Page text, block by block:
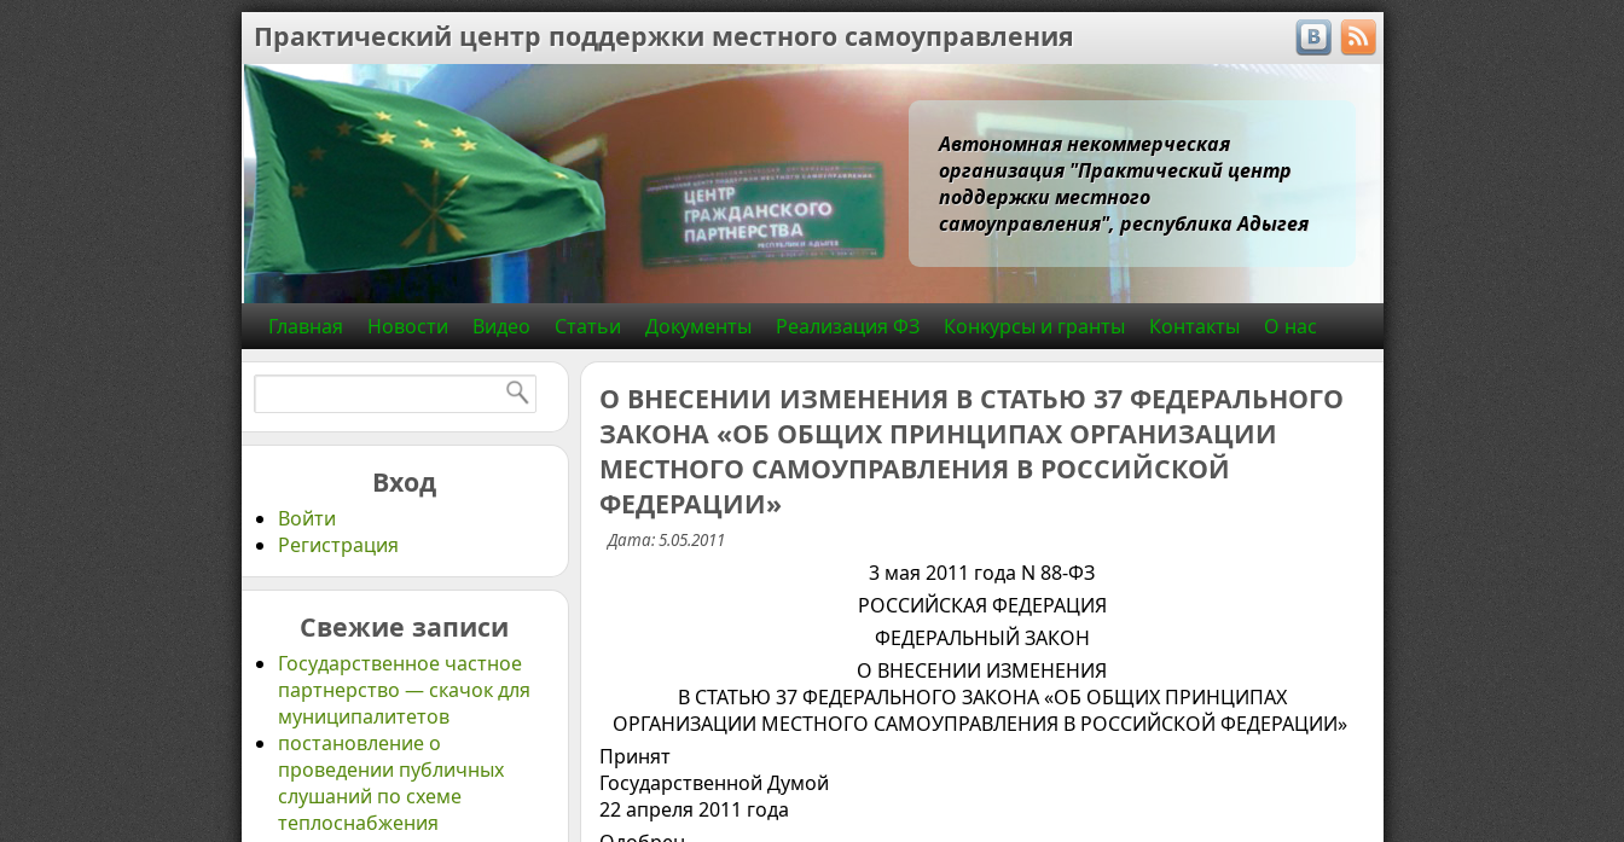
Практический центр поддержки местного самоуправления
Автономная некоммерческая
организация "Практический центр
поддержки местного
самоуправления", республика Адыгея
Главная Новости Видео Статьи Документы Реализация ФЗ Конкурсы и гранты Контакты О нас
Вход
Войти
Регистрация
Свежие записи
Государственное частное
партнерство — скачок для
муниципалитетов
постановление о
проведении публичных
слушаний по схеме
теплоснабжения
О ВНЕСЕНИИ ИЗМЕНЕНИЯ В СТАТЬЮ 37 ФЕДЕРАЛЬНОГО
ЗАКОНА «ОБ ОБЩИХ ПРИНЦИПАХ ОРГАНИЗАЦИИ
МЕСТНОГО САМОУПРАВЛЕНИЯ В РОССИЙСКОЙ
ФЕДЕРАЦИИ»
Дата: 5.05.2011
3 мая 2011 года N 88-ФЗ
РОССИЙСКАЯ ФЕДЕРАЦИЯ
ФЕДЕРАЛЬНЫЙ ЗАКОН
О ВНЕСЕНИИ ИЗМЕНЕНИЯ
В СТАТЬЮ 37 ФЕДЕРАЛЬНОГО ЗАКОНА «ОБ ОБЩИХ ПРИНЦИПАХ
ОРГАНИЗАЦИИ МЕСТНОГО САМОУПРАВЛЕНИЯ В РОССИЙСКОЙ ФЕДЕРАЦИИ»
Принят
Государственной Думой
22 апреля 2011 года